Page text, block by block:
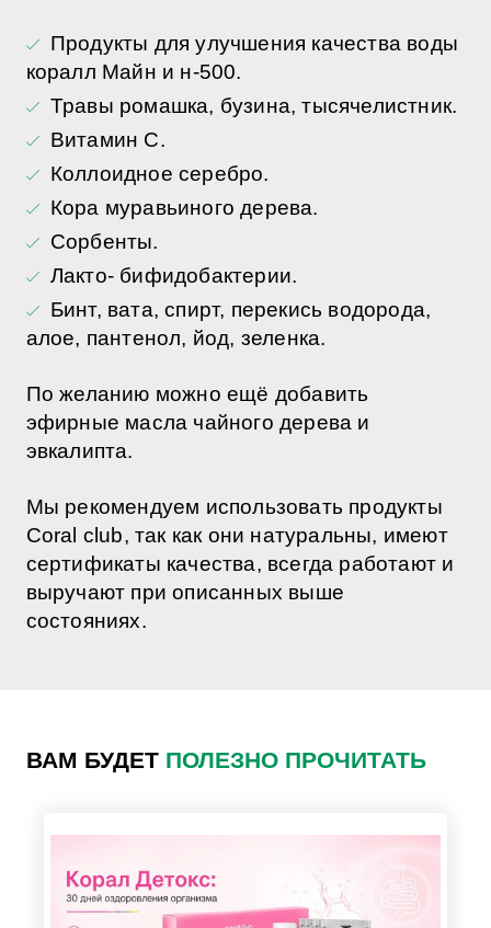
Продукты для улучшения качества воды
коралл Майн и н-500.
Травы ромашка, бузина, тысячелистник.
Витамин С.
Коллоидное серебро.
Кора муравьиного дерева.
Сорбенты.
Лакто- бифидобактерии.
Бинт, вата, спирт, перекись водорода,
алое, пантенол, йод, зеленка.
По желанию можно ещё добавить
эфирные масла чайного дерева и
эвкалипта.
Мы рекомендуем использовать продукты
Coral club, так как они натуральны, имеют
сертификаты качества, всегда работают и
выручают при описанных выше
состояниях.
ВАМ БУДЕТ ПОЛЕЗНО ПРОЧИТАТЬ